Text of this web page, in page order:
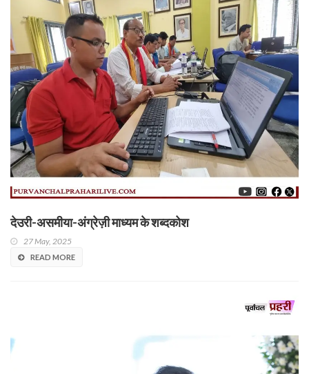
देउरी-असमीया-अंग्रेज़ी माध्यम के शब्दकोश
27 May, 2025
READ MORE